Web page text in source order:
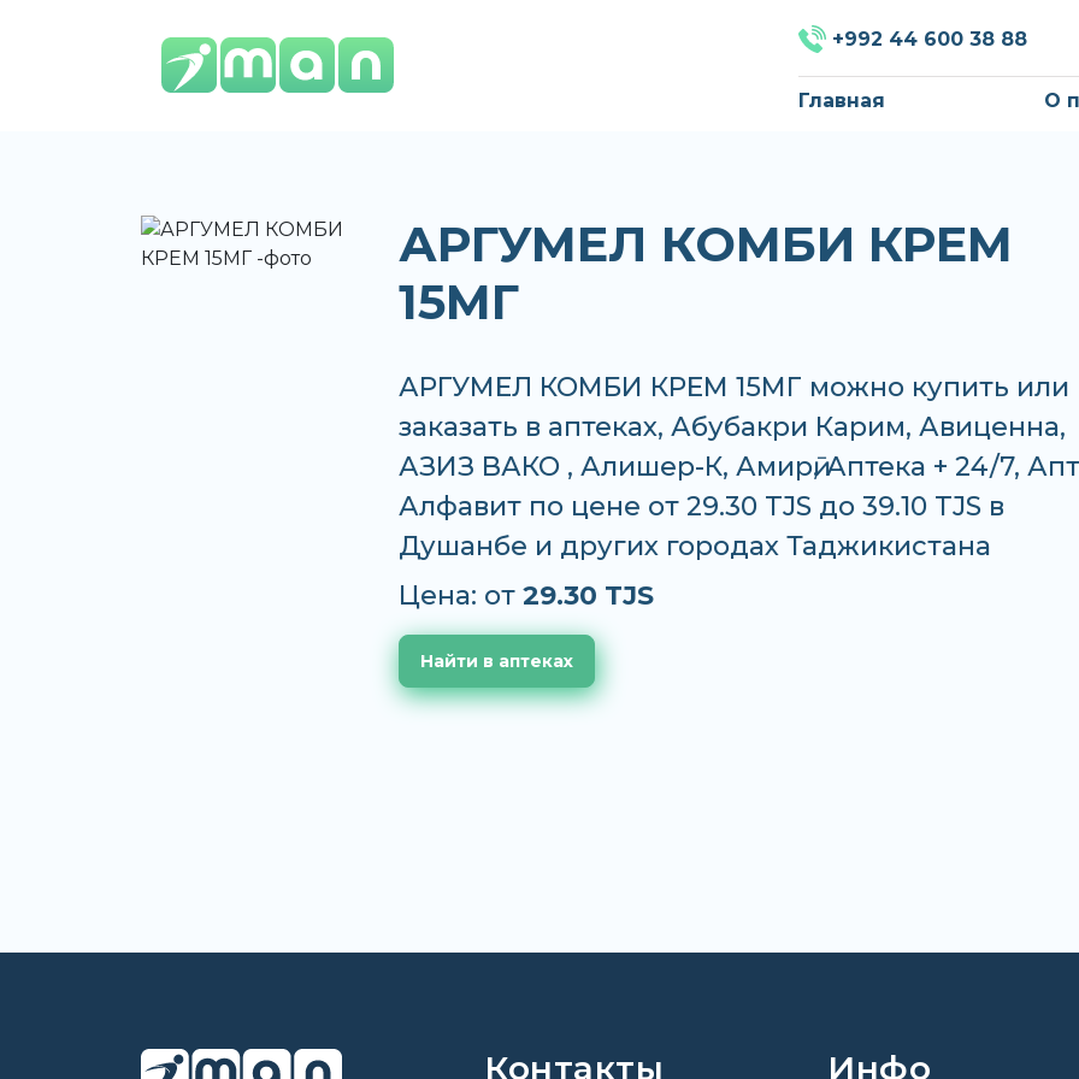
+992 44 600 38 88
Главная О
АРГУМЕЛ КОМБИ КРЕМ
15МГ
АРГУМЕЛ КОМБИ КРЕМ 15МГ можно купить или
заказать в аптеках, Абубакри Карим, Авиценна,
АЗИЗ ВАКО , Алишер-К, Амирӣ, Аптека + 24/7,
Алфавит по цене от 29.30 TJS до 39.10 TJS в
Душанбе и других городах Таджикистана
Цена: от 29.30 TJS
Найти в аптеках
Контакты Инфо